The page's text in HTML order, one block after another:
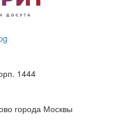
1444
города Москвы